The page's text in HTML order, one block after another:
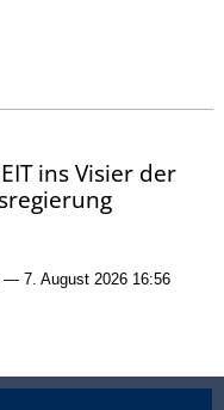
ins Visier der
— 7. August 2026 16:56